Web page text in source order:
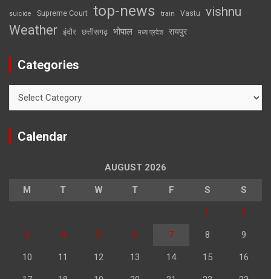
suicide Supreme Court top-news train Vastu vishnu
Weather इंदौर छत्तीसगढ़ भोपाल मध्य प्रदेश रायपुर
Categories
Calendar
AUGUST 2026
M T W T F S S
1 2
3 4 5 6 7 8 9
10 11 12 13 14 15 16